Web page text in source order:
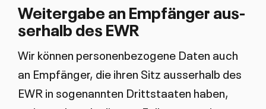
Wei­ter­ga­be an Emp­fän­ger aus­
ser­halb des EWR
Wir kön­nen per­so­nen­be­zo­ge­ne Da­ten auch
an Emp­fän­ger, die ih­ren Sitz aus­ser­halb des
EWR in so­ge­nann­ten Dritt­staa­ten ha­ben,